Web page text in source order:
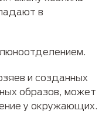
в
и созданных
образов, может
у окружающих.